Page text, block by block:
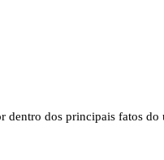
dentro dos principais fatos